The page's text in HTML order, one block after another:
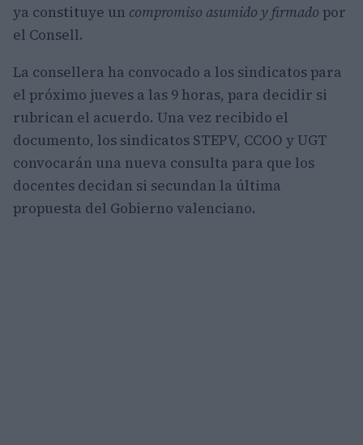
ya constituye un compromiso asumido y firmado por
el Consell.
La consellera ha convocado a los sindicatos para
el próximo jueves a las 9 horas, para decidir si
rubrican el acuerdo. Una vez recibido el
documento, los sindicatos STEPV, CCOO y UGT
convocarán una nueva consulta para que los
docentes decidan si secundan la última
propuesta del Gobierno valenciano.